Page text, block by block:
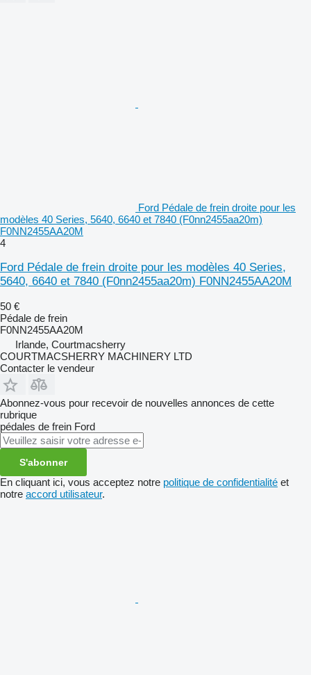
Ford Pédale de frein droite pour les
modèles 40 Series, 5640, 6640 et 7840 (F0nn2455aa20m)
F0NN2455AA20M
4
Ford Pédale de frein droite pour les modèles 40 Series,
5640, 6640 et 7840 (F0nn2455aa20m) F0NN2455AA20M
50 €
Pédale de frein
F0NN2455AA20M
Irlande, Courtmacsherry
COURTMACSHERRY MACHINERY LTD
Contacter le vendeur
Abonnez-vous pour recevoir de nouvelles annonces de cette
rubrique
pédales de frein Ford
S'abonner
En cliquant ici, vous acceptez notre politique de confidentialité et
notre accord utilisateur.